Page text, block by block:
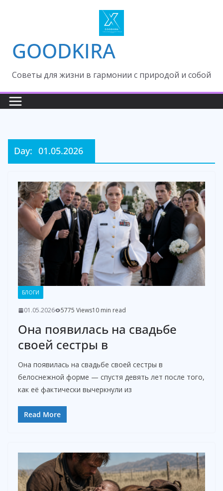
GOODKIRA
Cоветы для жизни в гармонии с природой и собой
Day: 01.05.2026
БЛОГИ
01.05.2026 5775 Views10 min read
Она появилась на свадьбе
своей сестры в
Она появилась на свадьбе своей сестры в
белоснежной форме — спустя девять лет после того,
как её фактически вычеркнули из
Read More